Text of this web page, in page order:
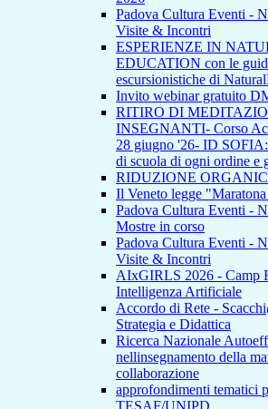
Padova Cultura Eventi -
Visite & Incontri
ESPERIENZE IN
EDUCATION con le
escursionistiche di
Invito webinar gratuito
RITIRO DI
INSEGNANTI- Corso
28 giugno '26- ID
di scuola di ogni ordine e
RIDUZIONE
Il Veneto legge
Padova Cultura Eventi -
Mostre in corso
Padova Cultura Eventi -
Visite & Incontri
AIxGIRLS 2026 - Camp
Intelligenza Artificiale
Accordo di Rete -
Strategia e Didattica
Ricerca Nazionale
nellinsegnamento della
collaborazione
approfondimenti tematici